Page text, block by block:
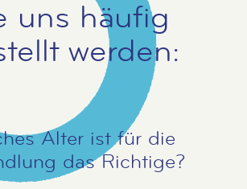
uns häufig
werden:
Alter ist für die
das Richtige?